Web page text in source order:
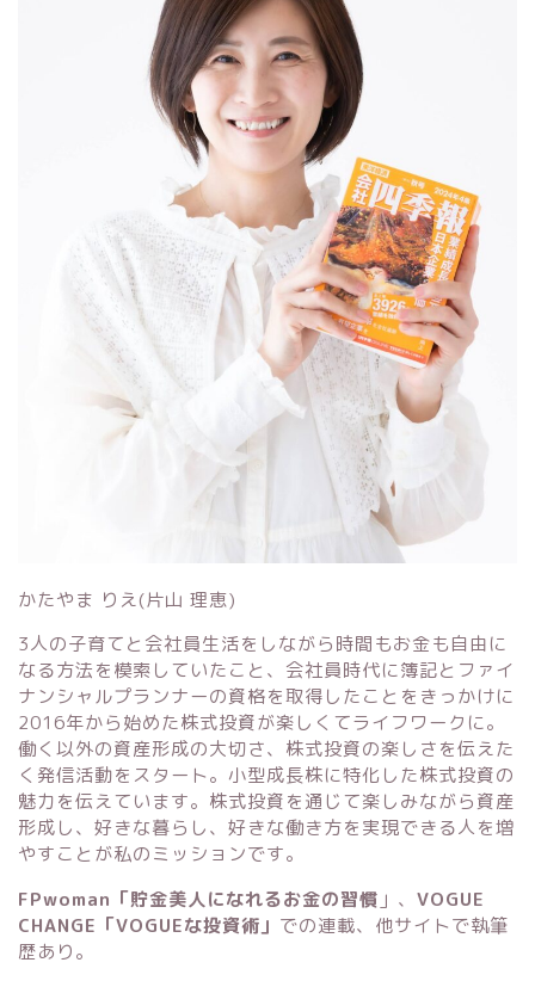
かたやま りえ(片山 理恵)
3人の子育てと会社員生活をしながら時間もお金も自由に
なる方法を模索していたこと、会社員時代に簿記とファイ
ナンシャルプランナーの資格を取得したことをきっかけに
2016年から始めた株式投資が楽しくてライフワークに。
働く以外の資産形成の大切さ、株式投資の楽しさを伝えた
く発信活動をスタート。小型成長株に特化した株式投資の
魅力を伝えています。株式投資を通じて楽しみながら資産
形成し、好きな暮らし、好きな働き方を実現できる人を増
やすことが私のミッションです。
FPwoman「貯金美人になれるお金の習慣 」 、 VOGUE
CHANGE「VOGUEな投資術」 での連載、他サイトで執筆
歴あり。